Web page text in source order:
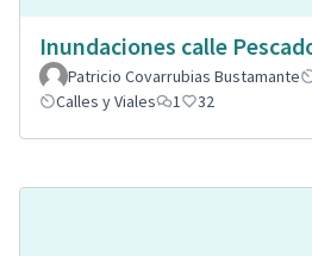
Inundaciones calle
Patricio Covarrubias Bustamante
Calles y Viales
1 32